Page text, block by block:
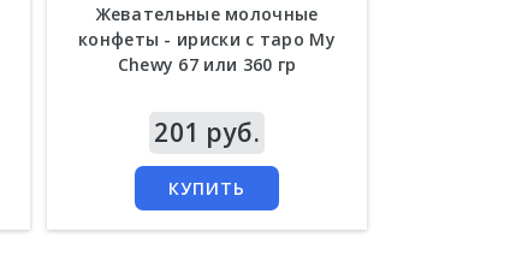
Жевательные молочные
конфеты - ириски с таро My
Chewy 67 или 360 гр
201 руб.
КУПИТЬ